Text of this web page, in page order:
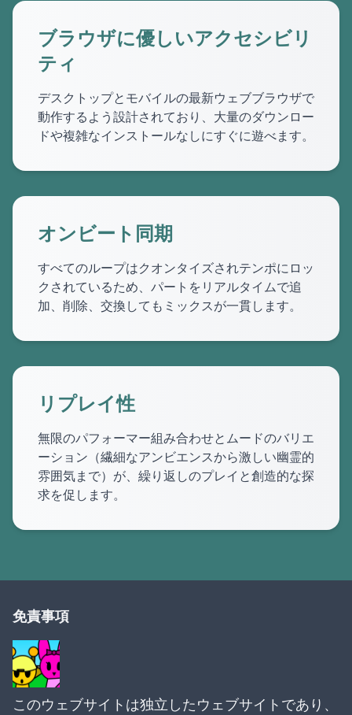
ブラウザに優しいアクセシビリ
ティ
デスクトップとモバイルの最新ウェブブラウザで
動作するよう設計されており、大量のダウンロー
ドや複雑なインストールなしにすぐに遊べます。
オンビート同期
すべてのループはクオンタイズされテンポにロッ
クされているため、パートをリアルタイムで追
加、削除、交換してもミックスが一貫します。
リプレイ性
無限のパフォーマー組み合わせとムードのバリエ
ーション（繊細なアンビエンスから激しい幽霊的
雰囲気まで）が、繰り返しのプレイと創造的な探
求を促します。
免責事項
このウェブサイトは独立したウェブサイトであり、